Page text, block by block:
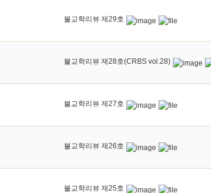
불교학리뷰 제29호
불교학리뷰 제28호(CRBS vol.28)
불교학리뷰 제27호
불교학리뷰 제26호
불교학리뷰 제25호